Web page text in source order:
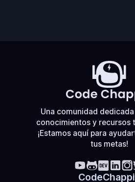
Una comunidad
conocimientos y recursos
¡Estamos aquí para
tus metas!